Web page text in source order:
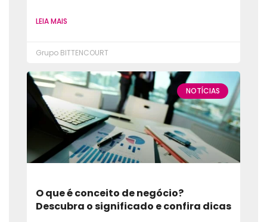
LEIA MAIS
Grupo BITTENCOURT
NOTÍCIAS
O que é conceito de negócio?
Descubra o significado e confira dicas